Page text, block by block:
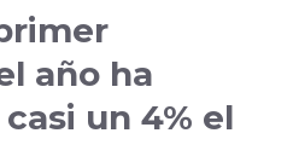
año ha
un 4% el